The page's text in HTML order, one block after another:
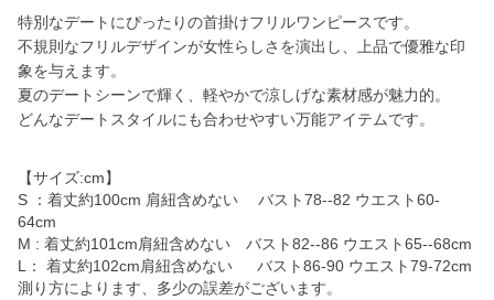
特別なデートにぴったりの首掛けフリルワンピースです。
不規則なフリルデザインが女性らしさを演出し、上品で優雅な印
象を与えます。
夏のデートシーンで輝く、軽やかで涼しげな素材感が魅力的。
どんなデートスタイルにも合わせやすい万能アイテムです。
【サイズ:cm】
S ：着丈約100cm 肩紐含めない バスト78--82 ウエスト60-
64cm
M : 着丈約101cm肩紐含めない バスト82--86 ウエスト65--68cm
L： 着丈約102cm肩紐含めない バスト86-90 ウエスト79-72cm
測り方によります、多少の誤差がございます。